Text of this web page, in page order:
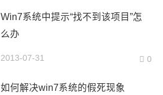
Win7系统中提示“找不到该项目”怎
么办
2013-07-31 0
如何解决win7系统的假死现象